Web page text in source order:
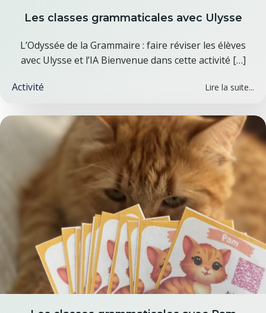
Les classes grammaticales avec Ulysse
L’Odyssée de la Grammaire : faire réviser les élèves
avec Ulysse et l’IA Bienvenue dans cette activité […]
Activité Lire la suite...